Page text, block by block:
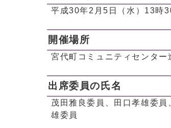
平成30年2月5日（水）13時
開催場所
宮代町コミュニティセンタ
出席委員の氏名
茂田雅良委員、田口孝雄委
雄委員